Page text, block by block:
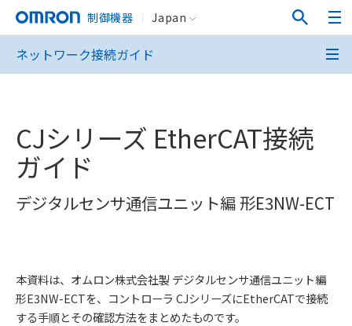
制御機器 Japan
ネットワーク接続ガイド
CJシリーズ EtherCAT接続
ガイド
デジタルセンサ通信ユニット編 形E3NW-ECT
本資料は、オムロン株式会社製 デジタルセンサ通信ユニット編
形E3NW-ECTを、コントローラ CJシリーズにEtherCATで接続
する手順とその確認方法をまとめたものです。